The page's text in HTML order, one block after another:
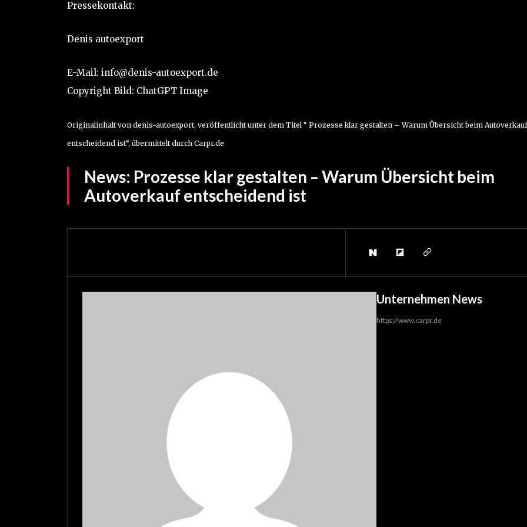
Pressekontakt:
Denis autoexport
E-Mail: info@denis-autoexport.de
Copyright Bild: ChatGPT Image
Originalinhalt von denis-autoexport, veröffentlicht unter dem Titel “ Prozesse klar gestalten – Warum Übersicht beim Autoverkauf
entscheidend ist“, übermittelt durch Carpr.de
News: Prozesse klar gestalten – Warum Übersicht beim
Autoverkauf entscheidend ist
Unternehmen News
https://www.carpr.de